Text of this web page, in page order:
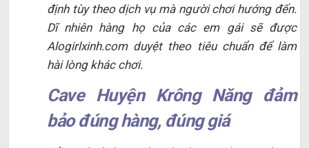
định tùy theo dịch vụ mà người chơi hướng đến.
Dĩ nhiên hàng họ của các em gái sẽ được
Alogirlxinh.com duyệt theo tiêu chuẩn để làm
hài lòng khác chơi.
Cave Huyện Krông Năng đảm
bảo đúng hàng, đúng giá